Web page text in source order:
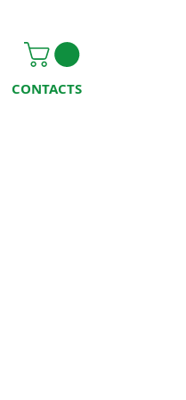
CONTACTS